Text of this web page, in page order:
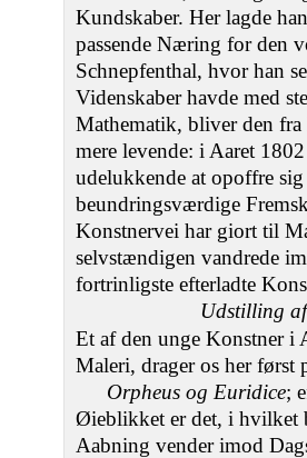
Kundskaber. Her lagde
passende Næring for den
Schnepfenthal, hvor han
Videnskaber havde med
Mathematik, bliver den
mere levende: i Aaret
udelukkende at opoffre
beundringsværdige
Konstnervei har giort til
selvstændigen vandrede
fortrinligste efterladte
Udstilling
Et af den unge Konstner i
Maleri, drager os her først
Orpheus og Euridice;
Øieblikket er det, i hvilket
Aabning vender imod